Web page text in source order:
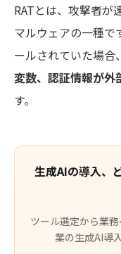
RATとは、攻撃者が
マルウェアの一種で
ールされていた場合、
変数、認証情報が外
す。
生成AIの導入、
ツール選定から業
業の生成AI導